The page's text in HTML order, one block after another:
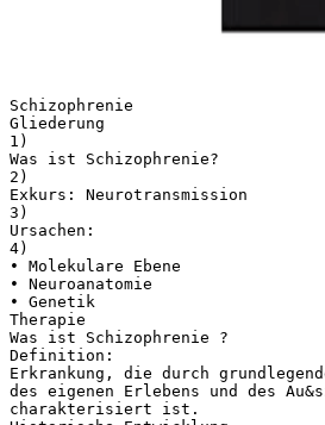
Schizophrenie
Gliederung
1)
Was ist Schizophrenie?
2)
Exkurs: Neurotransmission
3)
Ursachen:
4)
• Molekulare Ebene
• Neuroanatomie
• Genetik
Therapie
Was ist Schizophrenie ?
Definition:
Erkrankung, die durch
des eigenen Erlebens und des
charakterisiert ist.